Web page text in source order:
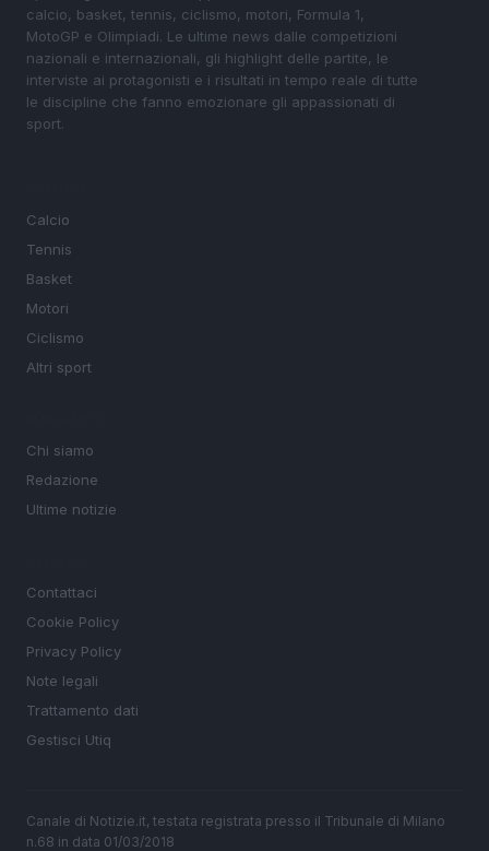
calcio, basket, tennis, ciclismo, motori, Formula 1,
MotoGP e Olimpiadi. Le ultime news dalle competizioni
nazionali e internazionali, gli highlight delle partite, le
interviste ai protagonisti e i risultati in tempo reale di tutte
le discipline che fanno emozionare gli appassionati di
sport.
Calcio
Tennis
Basket
Motori
Ciclismo
Altri sport
Chi siamo
Redazione
Ultime notizie
Contattaci
Cookie Policy
Privacy Policy
Note legali
Trattamento dati
Gestisci Utiq
Canale di Notizie.it, testata registrata presso il Tribunale di Milano
n.68 in data 01/03/2018